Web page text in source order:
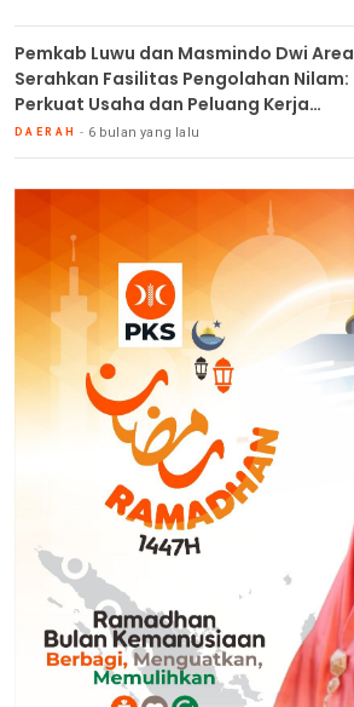
Pemkab Luwu dan Masmindo Dwi Area
Serahkan Fasilitas Pengolahan Nilam:
Perkuat Usaha dan Peluang Kerja
Masyarakat
DAERAH 6 bulan yang lalu